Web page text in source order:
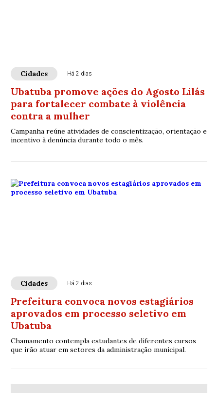
Cidades Há 2 dias
Ubatuba promove ações do Agosto Lilás
para fortalecer combate à violência
contra a mulher
Campanha reúne atividades de conscientização, orientação e
incentivo à denúncia durante todo o mês.
Cidades Há 2 dias
Prefeitura convoca novos estagiários
aprovados em processo seletivo em
Ubatuba
Chamamento contempla estudantes de diferentes cursos
que irão atuar em setores da administração municipal.